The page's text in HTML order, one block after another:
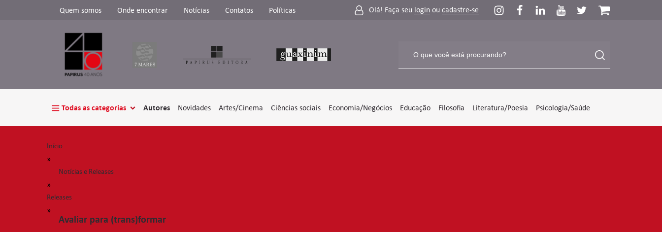
Quem somos Onde encontrar Notícias Contatos Políticas Olá! Faça seu login ou cadastre-se
Todas as categorias Autores Novidades Artes/Cinema Ciências sociais Economia/Negócios Educação Filosofia Literatura/Poesia Psicologia/Saúde
Início
»
Notícias e Releases
»
Releases
»
Avaliar para (trans)formar